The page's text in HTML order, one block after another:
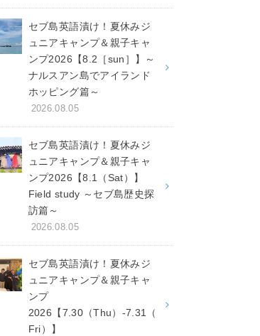
セブ島英語漬け！夏休みジ
ュニアキャンプ＆親子キャ
ンプ2026【8.2［sun］】～
ナルスアン島でアイランド
ホッピング篇～
2026.08.05
セブ島英語漬け！夏休みジ
ュニアキャンプ＆親子キャ
ンプ2026【8.1（Sat）】
Field study ～セブ島歴史探
訪篇～
2026.08.05
セブ島英語漬け！夏休みジ
ュニアキャンプ＆親子キャ
ンプ
2026【7.30（Thu）-7.31（
Fri）】